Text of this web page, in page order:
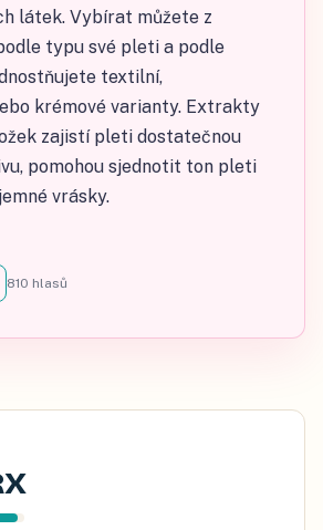
látek. Vybírat můžete z
typu své pleti a podle
textilní,
krémové varianty. Extrakty
zajistí pleti dostatečnou
pomohou sjednotit ton pleti
vrásky.
810 hlasů